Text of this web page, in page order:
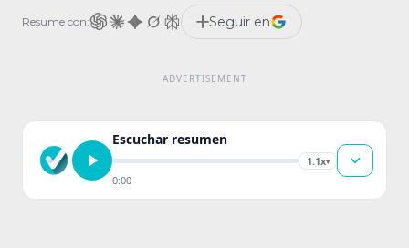
el de los teléfonos, iPhone 5. En fechas
recientes, la empresa, que […]
Resume con: Seguir en
Escuchar resumen
1.1x▾
0:00